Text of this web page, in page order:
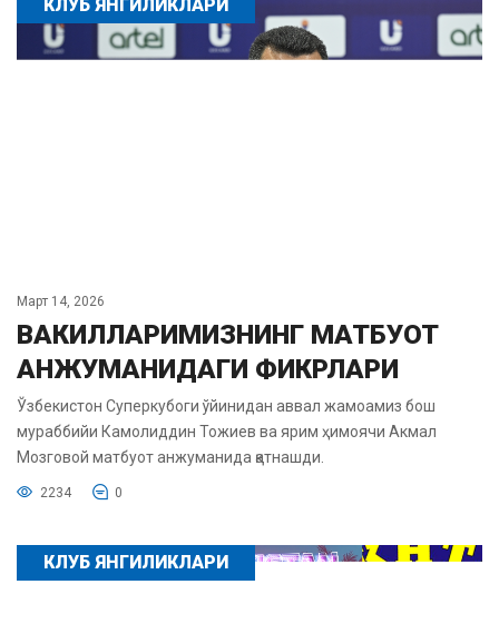
КЛУБ ЯНГИЛИКЛАРИ
Март 14, 2026
ВАКИЛЛАРИМИЗНИНГ МАТБУОТ
АНЖУМАНИДАГИ ФИКРЛАРИ
Ўзбекистон Суперкубоги ўйинидан аввал жамоамиз бош
мураббийи Камолиддин Тожиев ва ярим ҳимоячи Акмал
Мозговой матбуот анжуманида қатнашди.
2234 0
КЛУБ ЯНГИЛИКЛАРИ